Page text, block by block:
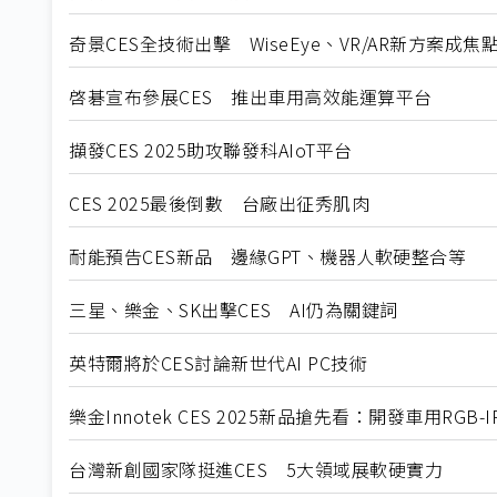
奇景CES全技術出擊 WiseEye、VR/AR新方案成焦
啓碁宣布參展CES 推出車用高效能運算平台
擷發CES 2025助攻聯發科AIoT平台
CES 2025最後倒數 台廠出征秀肌肉
耐能預告CES新品 邊緣GPT、機器人軟硬整合等
三星、樂金、SK出擊CES AI仍為關鍵詞
英特爾將於CES討論新世代AI PC技術
樂金Innotek CES 2025新品搶先看：開發車用RGB-
台灣新創國家隊挺進CES 5大領域展軟硬實力